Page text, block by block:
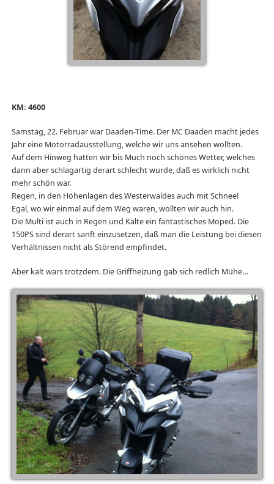
KM: 4600
Samstag, 22. Februar war Daaden-Time. Der MC Daaden macht jedes
Jahr eine Motorradausstellung, welche wir uns ansehen wollten.
Auf dem Hinweg hatten wir bis Much noch schönes Wetter, welches
dann aber schlagartig derart schlecht wurde, daß es wirklich nicht
mehr schön war.
Regen, in den Höhenlagen des Westerwaldes auch mit Schnee!
Egal, wo wir einmal auf dem Weg waren, wollten wir auch hin.
Die Multi ist auch in Regen und Kälte ein fantastisches Moped. Die
150PS sind derart sanft einzusetzen, daß man die Leistung bei diesen
Verhältnissen nicht als Störend empfindet.
Aber kalt wars trotzdem. Die Griffheizung gab sich redlich Mühe…